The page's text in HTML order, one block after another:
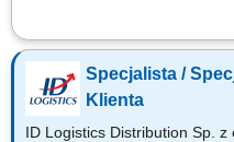
przyjmowanie zgłoszeń i zleceń
odpowiednich zespołów
zgłoszeń i przygotowywanie
klientów w rozwiązywaniu
zestawień,...
Specjalista /
Klienta
ID Logistics Distribution Sp. z